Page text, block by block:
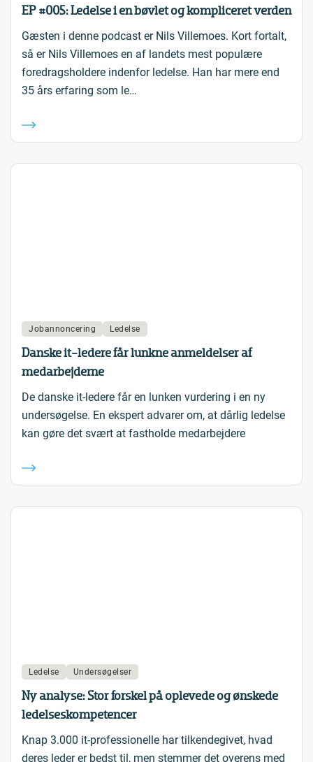
EP #005: Ledelse i en bøvlet og kompliceret verden
Gæsten i denne podcast er Nils Villemoes. Kort fortalt,
så er Nils Villemoes en af landets mest populære
foredragsholdere indenfor ledelse. Han har mere end
35 års erfaring som le…
Jobannoncering Ledelse
Danske it-ledere får lunkne anmeldelser af
medarbejderne
De danske it-ledere får en lunken vurdering i en ny
undersøgelse. En ekspert advarer om, at dårlig ledelse
kan gøre det svært at fastholde medarbejdere
Ledelse Undersøgelser
Ny analyse: Stor forskel på oplevede og ønskede
ledelseskompetencer
Knap 3.000 it-professionelle har tilkendegivet, hvad
deres leder er bedst til, men stemmer det overens med